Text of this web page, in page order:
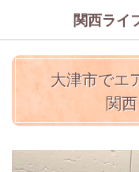
関西ライ
大津市でエ
関